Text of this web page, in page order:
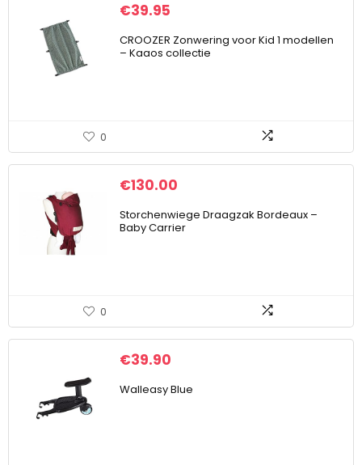
€39.95
CROOZER Zonwering voor Kid 1 modellen
– Kaaos collectie
0
€130.00
Storchenwiege Draagzak Bordeaux –
Baby Carrier
0
€39.90
Walleasy Blue